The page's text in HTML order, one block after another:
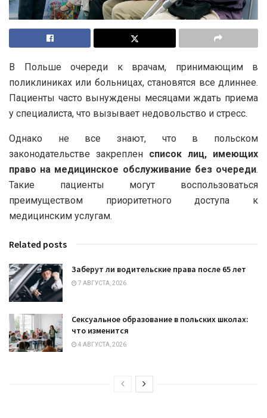
В Польше очереди к врачам, принимающим в
поликлиниках или больницах, становятся все длиннее.
Пациенты часто вынуждены месяцами ждать приема
у специалиста, что вызывает недовольство и стресс.
Однако не все знают, что в польском
законодательстве закреплен список лиц, имеющих
право на медицинское обслуживание без очереди.
Такие пациенты могут воспользоваться
преимуществом приоритетного доступа к
медицинским услугам.
Related posts
Заберут ли водительские права после 65 лет
7 АВГУСТА, 2026
Сексуальное образование в польских школах:
что изменится
4 АВГУСТА, 2026